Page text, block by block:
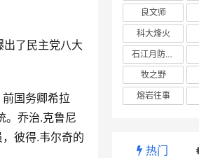
出了民主党八大
国务卿希拉
。乔治.克鲁尼
彼得.韦尔奇的
良文师
科大烽火
石江月防务观察
牧之野
熔岩往事
热门